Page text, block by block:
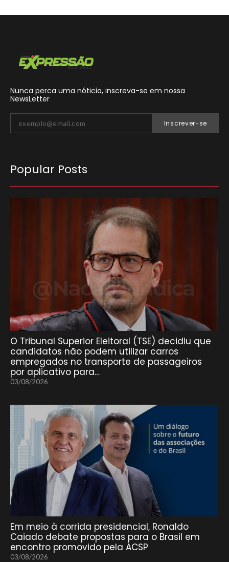
Nunca perca uma nóticia, inscreva-se em nossa
NewsLetter
Inscrever-se
Popular Posts
O Tribunal Superior Eleitoral (TSE) decidiu que
candidatos não podem utilizar carros
empregados no transporte de passageiros
por aplicativo para…
03/08/2026
Em meio à corrida presidencial, Ronaldo
Caiado debate propostas para o Brasil em
encontro promovido pela ACSP
03/08/2026